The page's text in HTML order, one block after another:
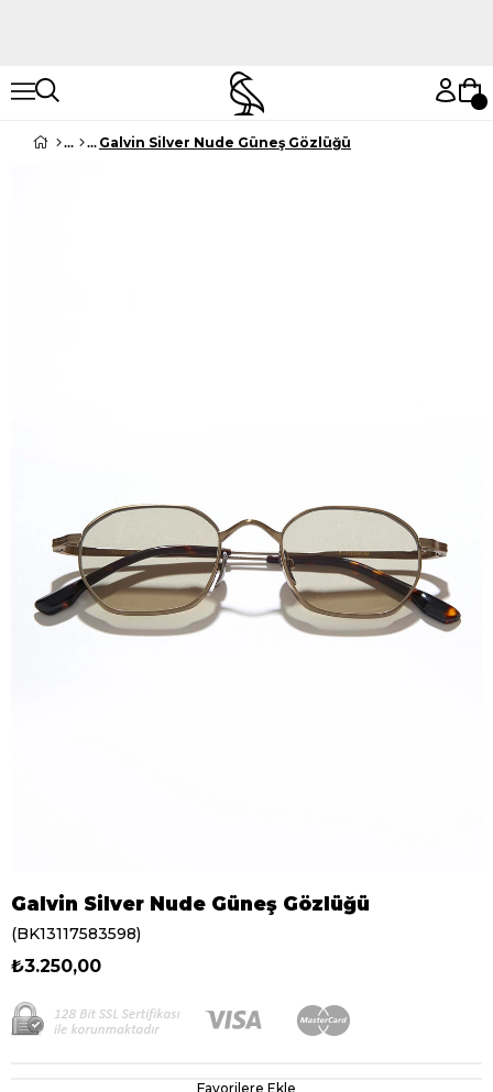
Galvin Silver Nude Güneş Gözlüğü
Galvin Silver Nude Güneş Gözlüğü
(BK13117583598)
₺3.250,00
Favorilere Ekle